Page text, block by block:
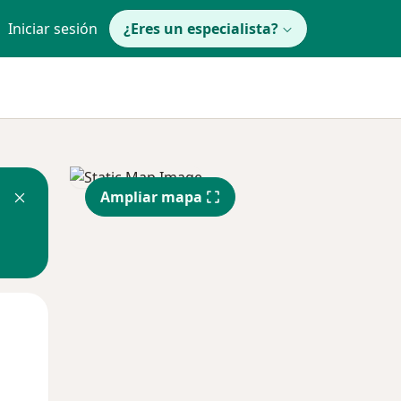
Iniciar sesión ¿Eres un especialista?
Ampliar mapa